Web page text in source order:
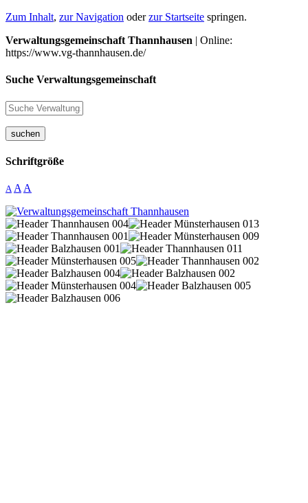
Zum Inhalt, zur Navigation oderzur Startseite springen.
Verwaltungsgemeinschaft Thannhausen | Online:
https://www.vg-thannhausen.de/
Suche Verwaltungsgemeinschaft
suchen
Schriftgröße
A A A